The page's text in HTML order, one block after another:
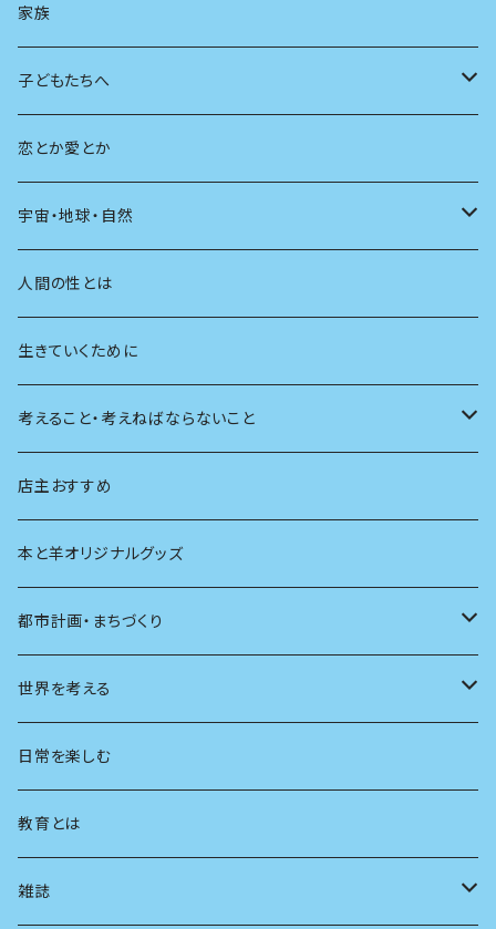
AIと社会
広告
日本の芸能
学ぶ楽しみ
現在
未来
旅
人生
家族
子どもたちへ
教育
友達
学校
恋とか愛とか
宇宙・地球・自然
動物
植物
天体
生物
人間の性とは
生きていくために
考えること・考えねばならないこと
創元社 シリーズ「あいだで考える」
店主おすすめ
本と羊オリジナルグッズ
都市計画・まちづくり
都市
地方
まちづくり
コミュニティ
世界を考える
思想
日常を楽しむ
教育とは
雑誌